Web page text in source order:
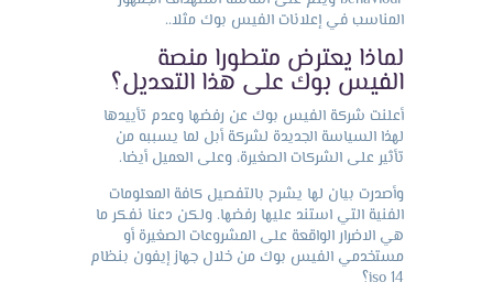
المناسب في إعلانات الفيس بوك مثلا..
لماذا يعترض متطورا منصة
الفيس بوك على هذا التعديل؟
أعلنت شركة الفيس بوك عن رفضها وعدم تأييدها
لهذا السياسة الجديدة لشركة أبل لما يسببه من
تأثير على الشركات الصغيرة، وعلى العميل أيضا.
وأصدرت بيان لها يشرح بالتفصيل كافة المعلومات
الفنية التي استند عليها رفضها. ولكن دعنا نفكر ما
هي الاضرار الواقعة على المشروعات الصغيرة أو
مستخدمي الفيس بوك من خلال جهاز إيفون بنظام
iso 14؟